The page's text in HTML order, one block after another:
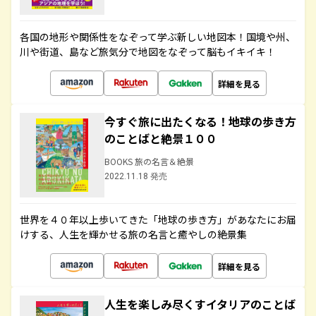
各国の地形や関係性をなぞって学ぶ新しい地図本！国境や州、
川や街道、島など旅気分で地図をなぞって脳もイキイキ！
詳細を見る
今すぐ旅に出たくなる！地球の歩き方
のことばと絶景１００
BOOKS 旅の名言＆絶景
2022.11.18 発売
世界を４０年以上歩いてきた「地球の歩き方」があなたにお届
けする、人生を輝かせる旅の名言と癒やしの絶景集
詳細を見る
人生を楽しみ尽くすイタリアのことば